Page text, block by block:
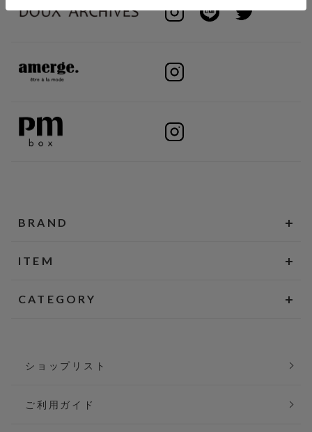
BRAND
ITEM
CATEGORY
ショップリスト
ご利用ガイド